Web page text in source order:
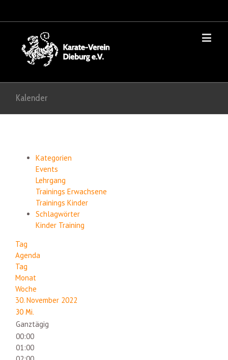
Kalender
Kategorien
Events
Lehrgang
Trainings Erwachsene
Trainings Kinder
Schlagwörter
Kinder Training
Tag
Agenda
Tag
Monat
Woche
30. November 2022
30 Mi.
Ganztägig
00:00
01:00